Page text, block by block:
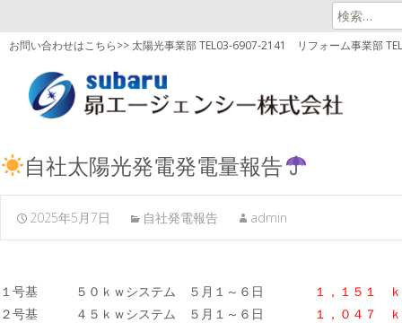
検
索:
お問い合わせはこちら>> 太陽光事業部 TEL03-6907-2141 リフォーム事業部
自社太陽光発電発電量報告
2025年5月7日 自社発電報告 admin
１号基 ５０ｋｗシステム ５月１～６日
１，１５１ ｋ
２号基 ４５ｋｗシステム ５月１～６日
１，０４７ ｋ